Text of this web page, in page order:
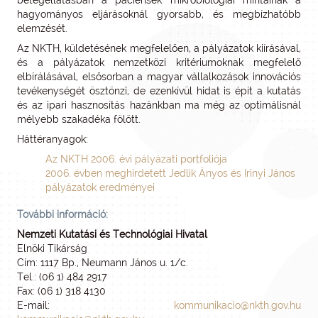
hagyományos eljárásoknál gyorsabb, és megbízhatóbb
elemzését.
Az NKTH, küldetésének megfelelően, a pályázatok kiírásával,
és a pályázatok nemzetközi kritériumoknak megfelelő
elbírálásával, elsősorban a magyar vállalkozások innovációs
tevékenységét ösztönzi, de ezenkívül hidat is épít a kutatás
és az ipari hasznosítás hazánkban ma még az optimálisnál
mélyebb szakadéka fölött.
Háttéranyagok:
Az NKTH 2006. évi pályázati portfoliója
2006. évben meghirdetett Jedlik Ányos és Irinyi János
pályázatok eredményei
További információ:
Nemzeti Kutatási és Technológiai Hivatal
Elnöki Tikárság
Cím: 1117 Bp., Neumann János u. 1/c.
Tel.: (06 1) 484 2917
Fax: (06 1) 318 4130
E-mail:
kommunikacio@nkth.gov.hu